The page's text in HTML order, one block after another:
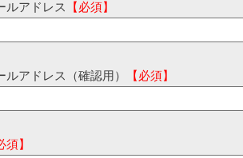
ルアドレス 【必須】
ルアドレス（確認用） 【必須】
須】